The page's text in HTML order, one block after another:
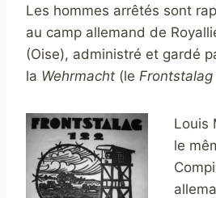
Les hommes arrêtés sont
au camp allemand de
(Oise), administré et gardé
la Wehrmacht (le Frontstalag
Louis
le